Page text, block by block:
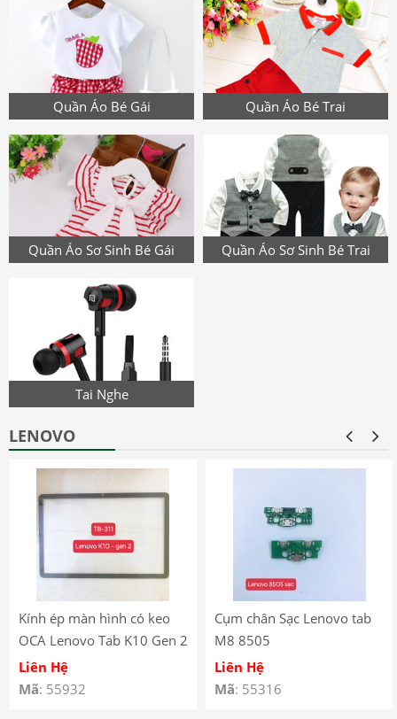
Quần Áo Bé Gái Quần Áo Bé Trai
Quần Áo Sơ Sinh Bé Gái Quần Áo Sơ Sinh Bé Trai
Tai Nghe
LENOVO
Kính ép màn hình có keo
OCA Lenovo Tab K10 Gen 2
(2025) – TB-311
Liên Hệ
Mã: 55932
Cụm chân Sạc Lenovo tab
M8 8505
Liên Hệ
Mã: 55316